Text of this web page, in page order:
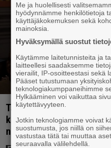
Tänään tv:ssä: Steven
kaveruus loppui 21
nolo käytös
Me ja huolellisesti
hyödynnämme henkilötietoja
käyttäjäkokemuksen sekä
mainoksia.
Hyväksymällä suostut
Käytämme laitetunnisteita ja
laitteellesi saadaksemme
vierailit, IP-osoitteestasi sekä
Pääset tutustumaan
teknologiakumppaneihimme
Hylkääminen voi vaikuttaa
käytettävyyteen.
Jotkin teknologiamme voivat
suostumusta, jos niillä on
vastustaa tätä tai muuttaa
seuraavalla välilehdellä.